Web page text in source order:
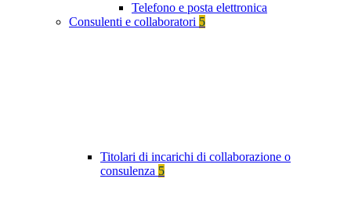
Telefono e posta elettronica
Consulenti e collaboratori 5
Titolari di incarichi di collaborazione o
consulenza 5